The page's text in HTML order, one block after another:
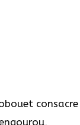
consacre